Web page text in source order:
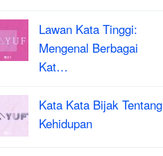
Lawan Kata Tinggi:
Mengenal Berbagai
Kat…
Kata Kata Bijak Tentang
Kehidupan